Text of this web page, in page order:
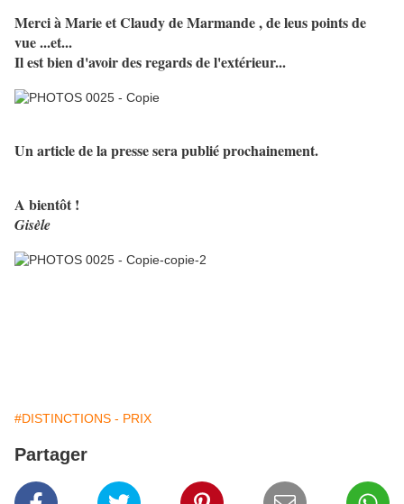
Merci à Marie et Claudy de Marmande , de leus points de
vue ...et...
Il est bien d'avoir des regards de l'extérieur...
Un article de la presse sera publié prochainement.
A bientôt !
Gisèle
#DISTINCTIONS - PRIX
Partager